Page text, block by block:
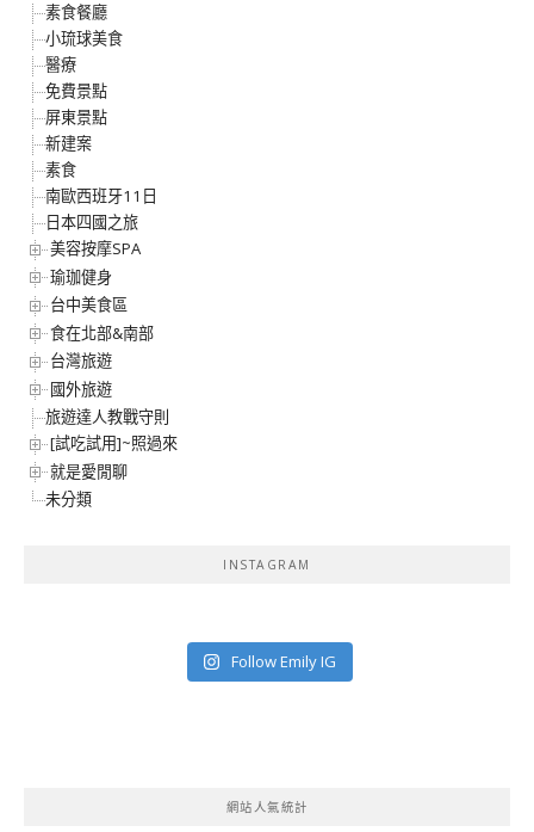
素食餐廳
小琉球美食
醫療
免費景點
屏東景點
新建案
素食
南歐西班牙11日
日本四國之旅
美容按摩SPA
瑜珈健身
台中美食區
食在北部&南部
台灣旅遊
國外旅遊
旅遊達人教戰守則
[試吃試用]~照過來
就是愛閒聊
未分類
INSTAGRAM
Follow Emily IG
網站人氣統計